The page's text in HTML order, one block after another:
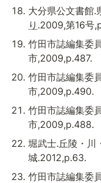
大分県公文書館.
り .2009,第16号
竹田市誌編集委
市,2009,p.487.
竹田市誌編集委
市,2009,p.490.
竹田市誌編集委
市,2009,p.488.
堀武士.丘陵・川
城.2012,p.63.
竹田市誌編集委